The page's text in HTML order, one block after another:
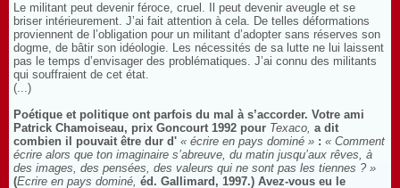
Le militant peut devenir féroce, cruel. Il peut devenir aveugle et se
briser intérieurement. J’ai fait attention à cela. De telles déformations
proviennent de l’obligation pour un militant d’adopter sans réserves son
dogme, de bâtir son idéologie. Les nécessités de sa lutte ne lui laissent
pas le temps d’envisager des problématiques. J’ai connu des militants
qui souffraient de cet état.
(...)
Poétique et politique ont parfois du mal à s’accorder. Votre ami
Patrick Chamoiseau, prix Goncourt 1992 pour Texaco, a dit
combien il pouvait être dur d' « écrire en pays dominé » : « Comment
écrire alors que ton imaginaire s’abreuve, du matin jusqu’aux rêves, à
des images, des pensées, des valeurs qui ne sont pas les tiennes ? »
(Ecrire en pays dominé, éd. Gallimard, 1997.) Avez-vous eu le